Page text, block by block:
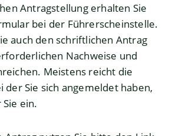
Antragstellung erhalten Sie
bei der Führerscheinstelle.
auch den schriftlichen Antrag
Nachweise und
Meistens reicht die
der Sie sich angemeldet haben,
ein.